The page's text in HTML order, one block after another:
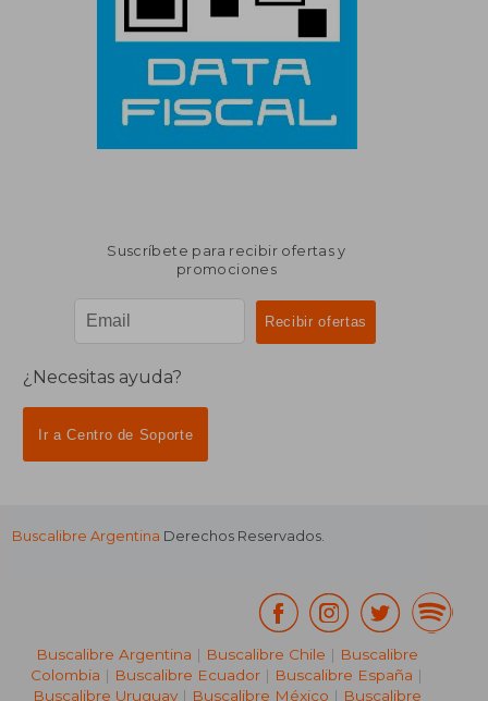
Suscríbete para recibir ofertas y
promociones
¿Necesitas ayuda?
Ir a Centro de Soporte
Buscalibre Argentina Derechos Reservados.
Buscalibre Argentina | Buscalibre Chile | Buscalibre
Colombia | Buscalibre Ecuador | Buscalibre España |
Buscalibre Uruguay| Buscalibre México | Buscalibre